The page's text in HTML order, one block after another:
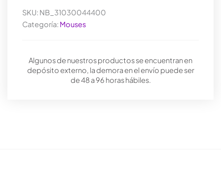
SKU: NB_31030044400
Categoría: Mouses
Algunos de nuestros productos se encuentran en
depósito externo, la demora en el envío puede ser
de 48 a 96 horas hábiles.